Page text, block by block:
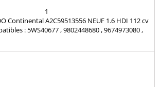
1
Continental A2C59513556 NEUF 1.6 HDI 112 cv
: 5WS40677 , 9802448680 , 9674973080 ,